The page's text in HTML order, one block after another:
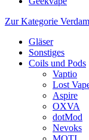
Zur Kategorie
Gläser
Sonstiges
Coils und Pods
Vaptio
Lost
Aspire
OXVA
dotMod
Nevoks